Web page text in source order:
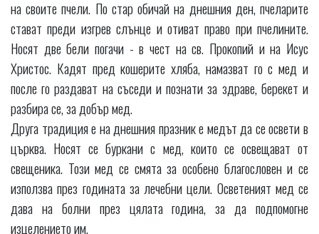
на своите пчели. По стар обичай на днешния ден, пчеларите
стават преди изгрев слънце и отиват право при пчелините.
Носят две бели погачи - в чест на св. Прокопий и на Исус
Христос. Кадят пред кошерите хляба, намазват го с мед и
после го раздават на съседи и познати за здраве, берекет и
разбира се, за добър мед.
Друга традиция е на днешния празник е медът да се освети в
църква. Носят се буркани с мед, които се освещават от
свещеника. Този мед се смята за особено благословен и се
използва през годината за лечебни цели. Осветеният мед се
дава на болни през цялата година, за да подпомогне
изцелението им.